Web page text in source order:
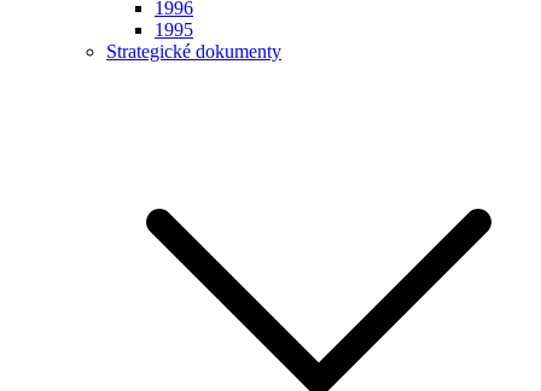
1996
1995
Strategické dokumenty